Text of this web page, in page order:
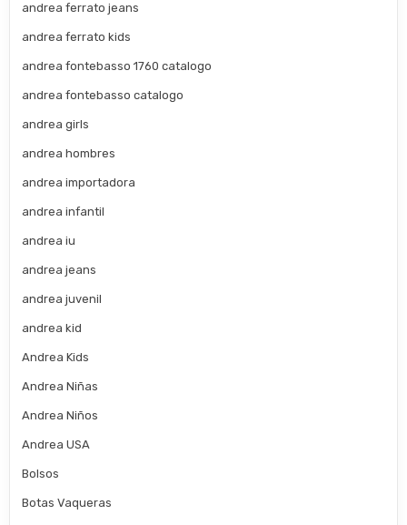
andrea ferrato jeans
andrea ferrato kids
andrea fontebasso 1760 catalogo
andrea fontebasso catalogo
andrea girls
andrea hombres
andrea importadora
andrea infantil
andrea iu
andrea jeans
andrea juvenil
andrea kid
Andrea Kids
Andrea Niñas
Andrea Niños
Andrea USA
Bolsos
Botas Vaqueras